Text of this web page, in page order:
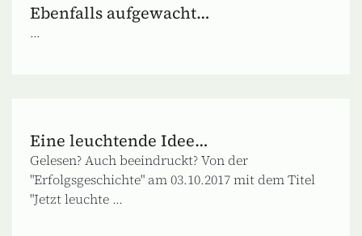
Ebenfalls aufgewacht…
...
Eine leuchtende Idee…
Gelesen? Auch beeindruckt? Von der
"Erfolgsgeschichte" am 03.10.2017 mit dem Titel
"Jetzt leuchte ...